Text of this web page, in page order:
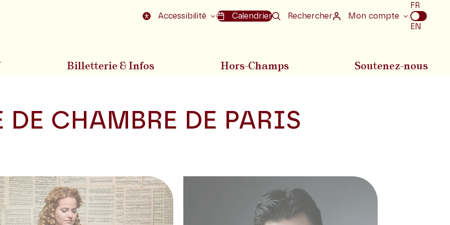
Aller au pied de la page Accessibilité Calendrier Rechercher Mon compte
Choix
de
la
FR
EN
Billetterie & Infos Hors-Champs Soutenez-nous
DE CHAMBRE DE PARIS